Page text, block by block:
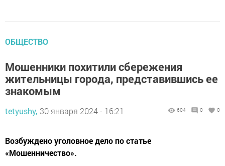
ОБЩЕСТВО
Мошенники похитили сбережения
жительницы города, представившись ее
знакомым
tetyushy, 30 января 2024 - 16:21 604 0 0
Возбуждено уголовное дело по статье
«Мошенничество».